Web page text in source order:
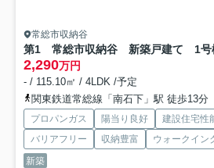
常総市収納谷
第1 常総市収納谷 新築戸建て 1号
2,290万円
- / 115.10㎡ / 4LDK /予定
関東鉄道常総線「南石下」駅 徒歩13分
プロパンガス 陽当り良好
建設住宅性
バリアフリー
収納豊富
ウォークイン
新築